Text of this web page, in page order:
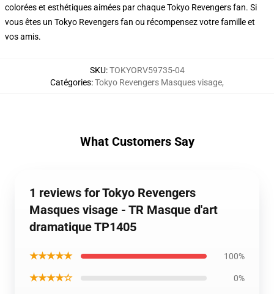
colorées et esthétiques aimées par chaque Tokyo Revengers fan. Si
vous êtes un Tokyo Revengers fan ou récompensez votre famille et
vos amis.
SKU:TOKYORV59735-04
Catégories:Tokyo Revengers Masques visage,
What Customers Say
1 reviews for Tokyo Revengers
Masques visage - TR Masque d'art
dramatique TP1405
★★★★★ 100%
★★★★☆ 0%